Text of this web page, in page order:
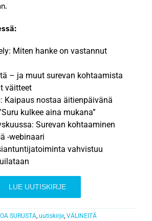
Miten hanke on vastannut
– ja muut surevan kohtaamista
väitteet
Kaipaus nostaa äitienpäivänä
kulkee aina mukana”
Surevan kohtaaminen
-webinaari
vahvistuu
LUE UUTISKIRJE
SURUSTA, uutiskirje, VÄLINEITÄ